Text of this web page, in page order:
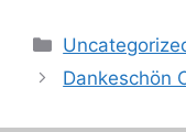
Kategorien
Dankeschön